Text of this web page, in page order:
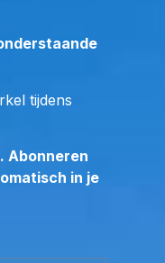
tijdens
Abonneren
in je